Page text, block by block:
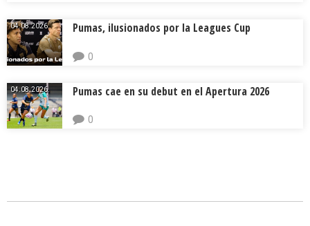
04.08.2026. Pumas, ilusionados por la Leagues Cup
0
04.08.2026. Pumas cae en su debut en el Apertura 2026
0